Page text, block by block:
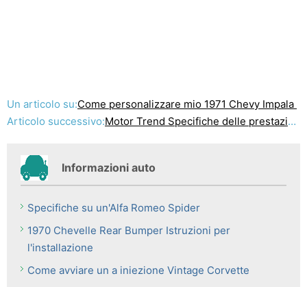
Un articolo su:Come personalizzare mio 1971 Chevy Impala
Articolo successivo:Motor Trend Specifiche delle prestazioni per un 1967 427 Corvette
Informazioni auto
Specifiche su un'Alfa Romeo Spider
1970 Chevelle Rear Bumper Istruzioni per
l'installazione
Come avviare un a iniezione Vintage Corvette